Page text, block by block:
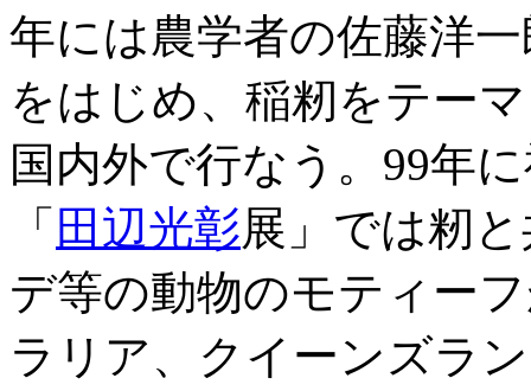
年には農学者の佐藤洋
をはじめ、稲籾をテー
国内外で行なう。99年
「 田辺光彰展」では籾
デ等の動物のモティー
ラリア、クイーンズラ